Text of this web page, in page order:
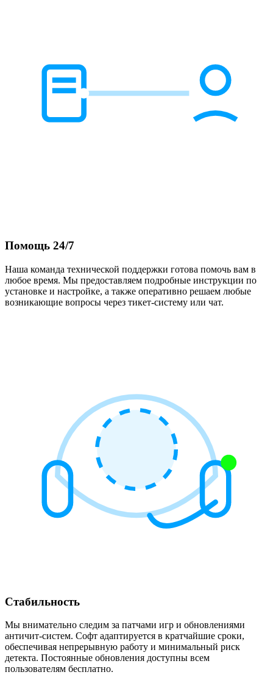
Помощь 24/7
Наша команда технической поддержки готова помочь вам в
любое время. Мы предоставляем подробные инструкции по
установке и настройке, а также оперативно решаем любые
возникающие вопросы через тикет-систему или чат.
Стабильность
Мы внимательно следим за патчами игр и обновлениями
античит-систем. Софт адаптируется в кратчайшие сроки,
обеспечивая непрерывную работу и минимальный риск
детекта. Постоянные обновления доступны всем
пользователям бесплатно.